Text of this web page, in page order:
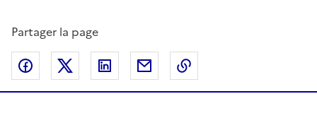
Partager la page
Partager sur Facebook
Partager sur Twitter
Partager sur LinkedIn
Partager par email